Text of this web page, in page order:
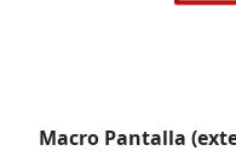
Macro Pantalla